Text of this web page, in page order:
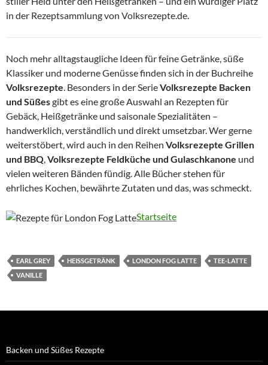
in der Rezeptsammlung von Volksrezepte.de.
Noch mehr alltagstaugliche Ideen für feine Getränke, süße
Klassiker und moderne Genüsse finden sich in der Buchreihe
Volksrezepte. Besonders in der SerieVolksrezepte Backen
und Süßesgibt es eine große Auswahl an Rezepten für
Gebäck, Heißgetränke und saisonale Spezialitäten –
handwerklich, verständlich und direkt umsetzbar. Wer gerne
weiterstöbert, wird auch in den Reihen Volksrezepte Grillen
und BBQ,Volksrezepte Feldküche und Gulaschkanone und
vielen weiteren Bänden fündig. Alle Bücher stehen für
ehrliches Kochen, bewährte Zutaten und das, was schmeckt.
Startseite
EARL GREY HEISSGETRÄNK LONDON FOG LATTE
TEE-LATTE
VANILLE
Backen und Süßes Rezepte